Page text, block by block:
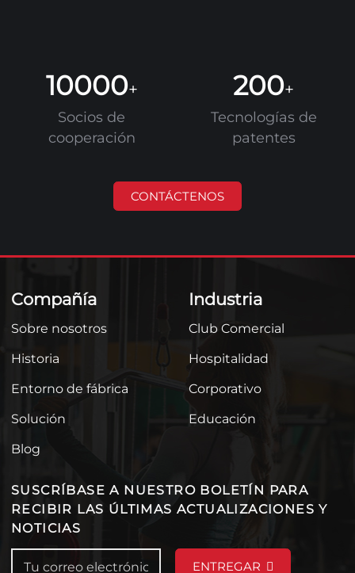
10000+
Socios de
cooperación
200+
Tecnologías de
patentes
CONTÁCTENOS
Compañía
Sobre nosotros
Historia
Entorno de fábrica
Solución
Blog
Industria
Club Comercial
Hospitalidad
Corporativo
Educación
SUSCRÍBASE A NUESTRO BOLETÍN PARA
RECIBIR LAS ÚLTIMAS ACTUALIZACIONES Y
NOTICIAS
ENTREGAR